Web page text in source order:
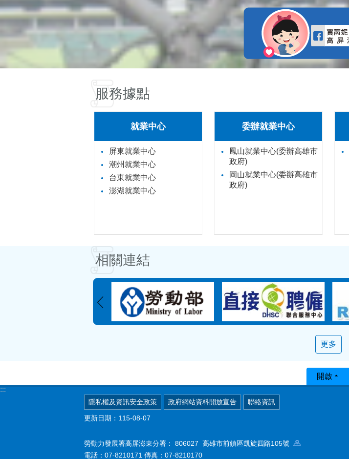
服務據點
就業中心
屏東就業中心
潮州就業中心
台東就業中心
澎湖就業中心
委辦就業中心
鳳山就業中心(委辦高雄市
政府)
岡山就業中心(委辦高雄市
政府)
相關連結
更多
:::
開啟
隱私權及資訊安全政策 政府網站資料開放宣告 聯絡資訊
更新日期：115-08-07
勞動力發展署高屏澎東分署： 806027 高雄市前鎮區凱旋四路105號
電話：07-8210171 傳真：07-8210170